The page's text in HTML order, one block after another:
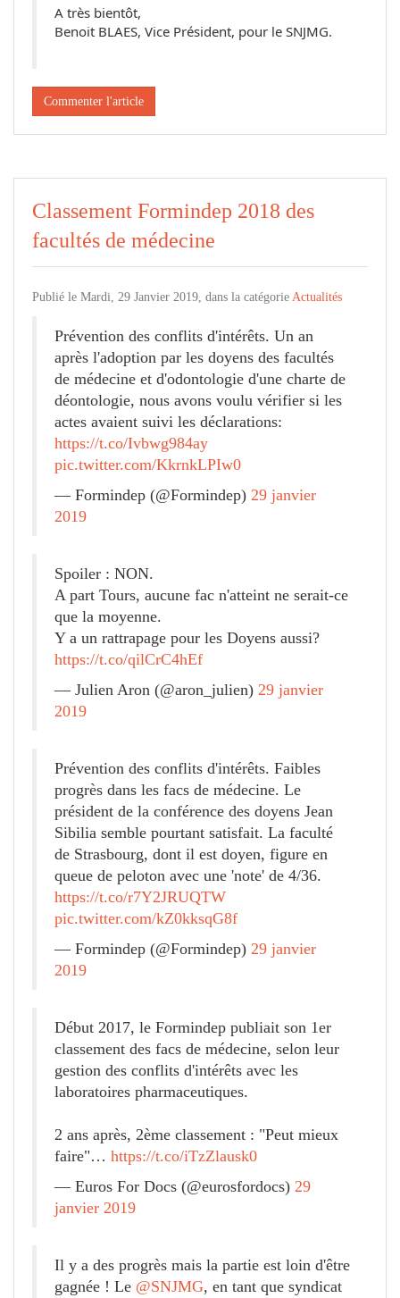
A très bientôt,
Benoit BLAES, Vice Président, pour le SNJMG.
Commenter l'article
Classement Formindep 2018 des
facultés de médecine
Publié le Mardi, 29 Janvier 2019, dans la catégorie Actualités
Prévention des conflits d'intérêts. Un an
après l'adoption par les doyens des facultés
de médecine et d'odontologie d'une charte de
déontologie, nous avons voulu vérifier si les
actes avaient suivi les déclarations:
https://t.co/Ivbwg984ay
pic.twitter.com/KkrnkLPIw0
— Formindep (@Formindep) 29 janvier
2019
Spoiler : NON.
A part Tours, aucune fac n'atteint ne serait-ce
que la moyenne.
Y a un rattrapage pour les Doyens aussi?
https://t.co/qilCrC4hEf
— Julien Aron (@aron_julien) 29 janvier
2019
Prévention des conflits d'intérêts. Faibles
progrès dans les facs de médecine. Le
président de la conférence des doyens Jean
Sibilia semble pourtant satisfait. La faculté
de Strasbourg, dont il est doyen, figure en
queue de peloton avec une 'note' de 4/36.
https://t.co/r7Y2JRUQTW
pic.twitter.com/kZ0kksqG8f
— Formindep (@Formindep) 29 janvier
2019
Début 2017, le Formindep publiait son 1er
classement des facs de médecine, selon leur
gestion des conflits d'intérêts avec les
laboratoires pharmaceutiques.
2 ans après, 2ème classement : "Peut mieux
faire"… https://t.co/iTzZlausk0
— Euros For Docs (@eurosfordocs) 29
janvier 2019
Il y a des progrès mais la partie est loin d'être
gagnée ! Le @SNJMG, en tant que syndicat